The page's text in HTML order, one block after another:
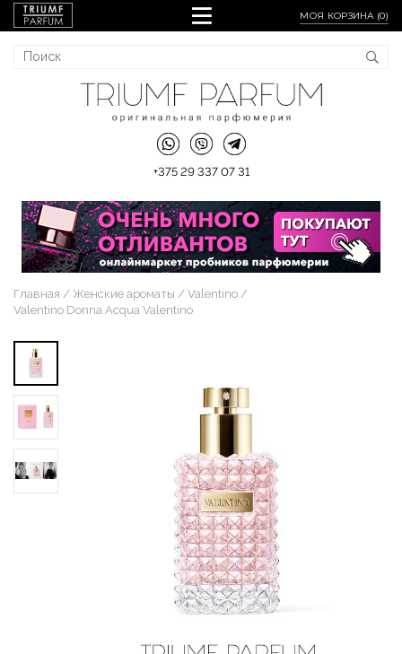
МОЯ КОРЗИНА (0)
+375 29 337 07 31
Главная Женские ароматы
Valentino
Valentino Donna Acqua Valentino